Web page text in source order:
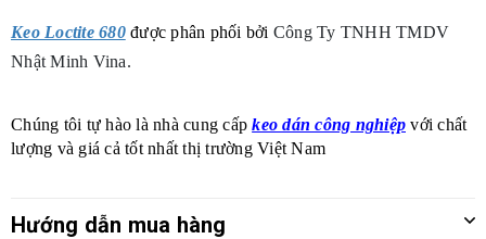
Keo Loctite 680 được phân phối bởi Công Ty TNHH TMDV
Nhật Minh Vina.
Chúng tôi tự hào là nhà cung cấpkeo dán công nghiệp với chất
lượng và giá cả tốt nhất thị trường Việt Nam
Hướng dẫn mua hàng